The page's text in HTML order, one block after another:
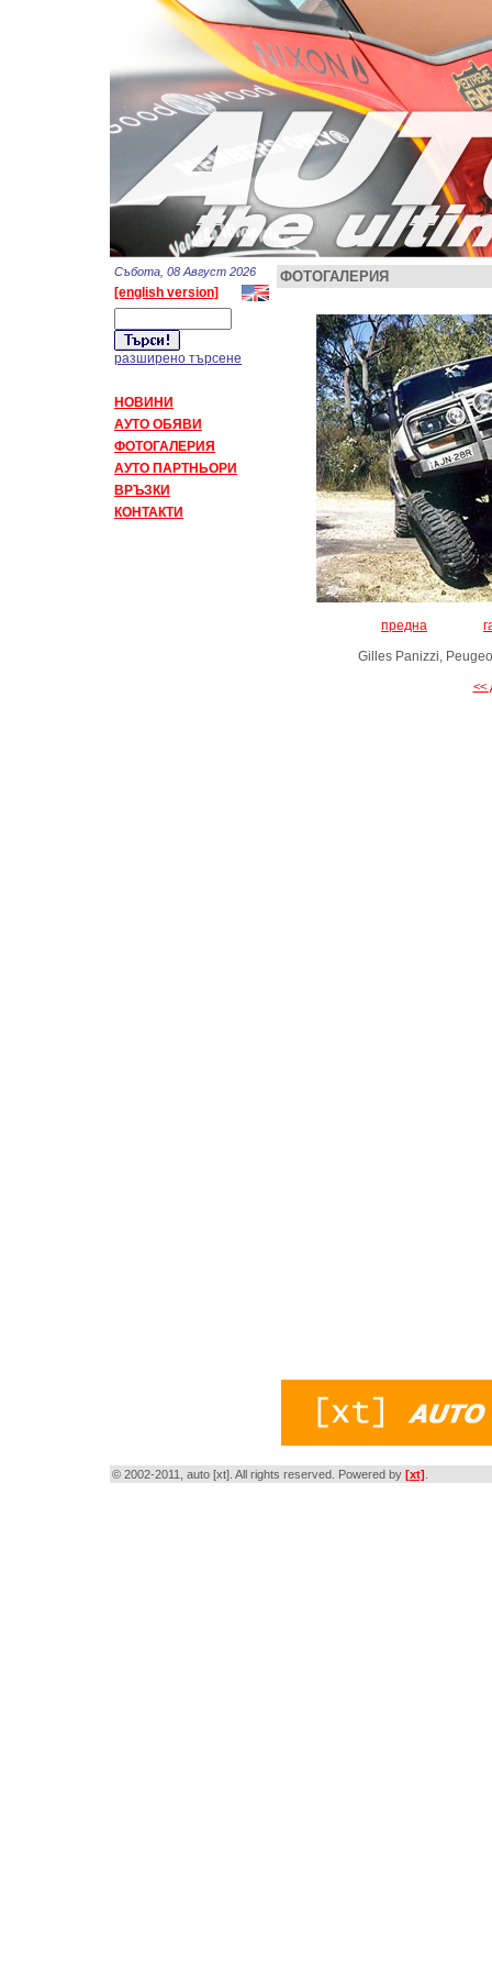
Събота, 08 Август 2026
[english version]
разширено търсене
НОВИНИ
АУТО ОБЯВИ
ФОТОГАЛЕРИЯ
АУТО ПАРТНЬОРИ
ВРЪЗКИ
КОНТАКТИ
ФОТОГАЛЕРИЯ
предна
Gilles Panizzi,
<<
© 2002-2011, auto [xt]. All rights reserved. Powered by [xt]